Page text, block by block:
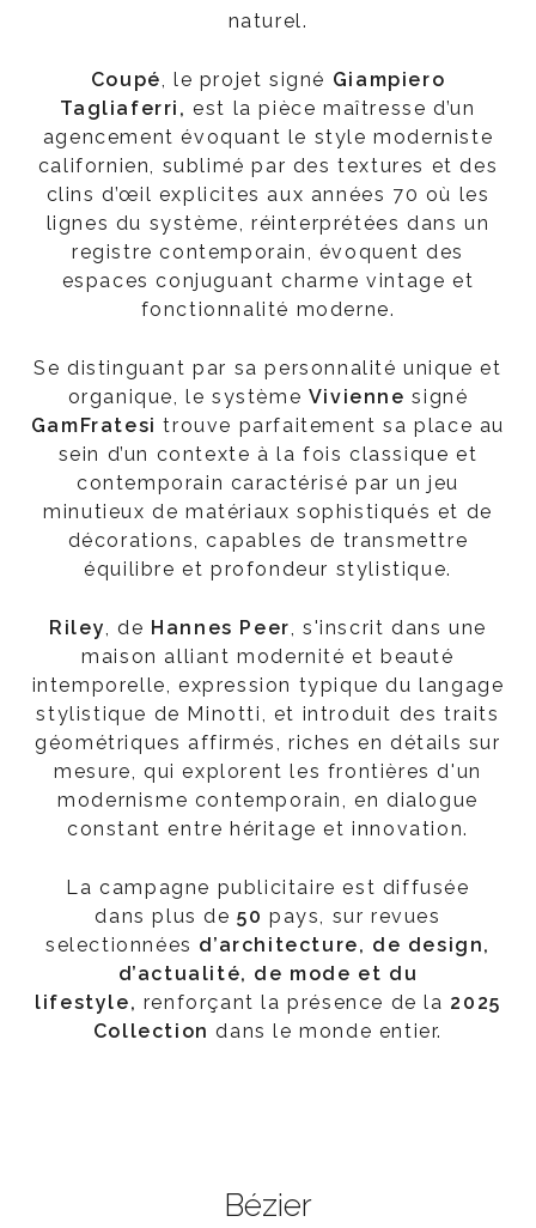
naturel.
Coupé, le projet signé Giampiero
Tagliaferri, est la pièce maîtresse d’un
agencement évoquant le style moderniste
californien, sublimé par des textures et des
clins d’œil explicites aux années 70 où les
lignes du système, réinterprétées dans un
registre contemporain, évoquent des
espaces conjuguant charme vintage et
fonctionnalité moderne.
Se distinguant par sa personnalité unique et
organique, le système Vivienne signé
GamFratesi trouve parfaitement sa place au
sein d’un contexte à la fois classique et
contemporain caractérisé par un jeu
minutieux de matériaux sophistiqués et de
décorations, capables de transmettre
équilibre et profondeur stylistique.
Riley, de Hannes Peer, s'inscrit dans une
maison alliant modernité et beauté
intemporelle, expression typique du langage
stylistique de Minotti, et introduit des traits
géométriques affirmés, riches en détails sur
mesure, qui explorent les frontières d'un
modernisme contemporain, en dialogue
constant entre héritage et innovation.
La campagne publicitaire est diffusée
dans plus de50 pays, sur revues
selectionnées d’architecture, de design,
d’actualité, de mode et du
lifestyle, renforçant la présence de la 2025
Collection dans le monde entier.
Bézier